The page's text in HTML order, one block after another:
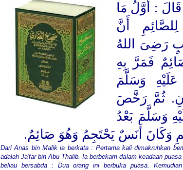
: أَوَّلُ مَا
أَنَّ
رَضِىَ اللهُ
فَمَرَّ بِهِ
وَسَلَّمَ
ثُمَّ رَخَّصَ
وَسَلَّمَ بَعْدُ
وَكَانَ أَنَسٌ يَحْتَجِمُ وَهُوَ صَائِمٌ.
Dari Anas bin Malik ia berkata : Pertama kali dimakruhkan
adalah Ja'far bin Abu Thalib. Ia berbekam dalam keadaan
beliau bersabda : Dua orang ini berbuka puasa.